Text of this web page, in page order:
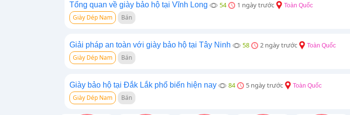
Tổng quan về giày bảo hộ tại Vĩnh Long 54 1 ngày trước Toàn Quốc
Giày Dép Nam Bán
Giải pháp an toàn với giày bảo hộ tại Tây Ninh 58 2 ngày trước Toàn Quốc
Giày Dép Nam Bán
Giày bảo hộ tại Đắk Lắk phổ biến hiện nay 84 5 ngày trước Toàn Quốc
Giày Dép Nam Bán